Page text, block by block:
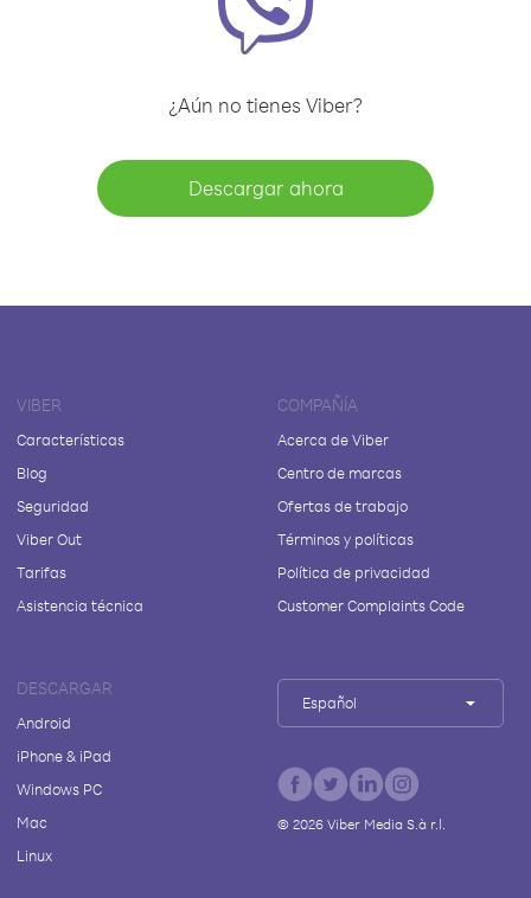
¿Aún no tienes Viber?
Descargar ahora
VIBER
Características
Blog
Seguridad
Viber Out
Tarifas
Asistencia técnica
COMPAÑÍA
Acerca de Viber
Centro de marcas
Ofertas de trabajo
Términos y políticas
Política de privacidad
Customer Complaints Code
DESCARGAR
Android
iPhone & iPad
Windows PC
Mac
Linux
Español
© 2026Viber Media S.à r.l.